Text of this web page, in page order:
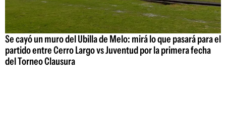
Se cayó un muro del Ubilla de Melo: mirá lo que pasará para el
partido entre Cerro Largo vs Juventud por la primera fecha
del Torneo Clausura